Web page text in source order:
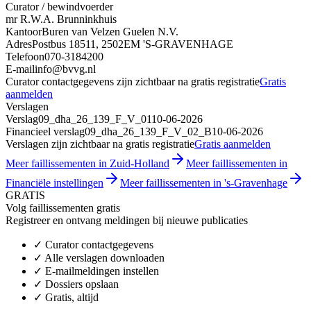
Curator / bewindvoerder
mr R.W.A. Brunninkhuis
KantoorBuren van Velzen Guelen N.V.
AdresPostbus 18511, 2502EM 'S-GRAVENHAGE
Telefoon070-3184200
E-mailinfo@bvvg.nl
Curator contactgegevens zijn zichtbaar na gratis registratieGratis
aanmelden
Verslagen
Verslag09_dha_26_139_F_V_0110-06-2026
Financieel verslag09_dha_26_139_F_V_02_B10-06-2026
Verslagen zijn zichtbaar na gratis registratieGratis aanmelden
Meer faillissementen in Zuid-Holland
Meer faillissementen in
Financiële instellingen
Meer faillissementen in 's-Gravenhage
GRATIS
Volg faillissementen gratis
Registreer en ontvang meldingen bij nieuwe publicaties
✓ Curator contactgegevens
✓ Alle verslagen downloaden
✓ E-mailmeldingen instellen
✓ Dossiers opslaan
✓ Gratis, altijd